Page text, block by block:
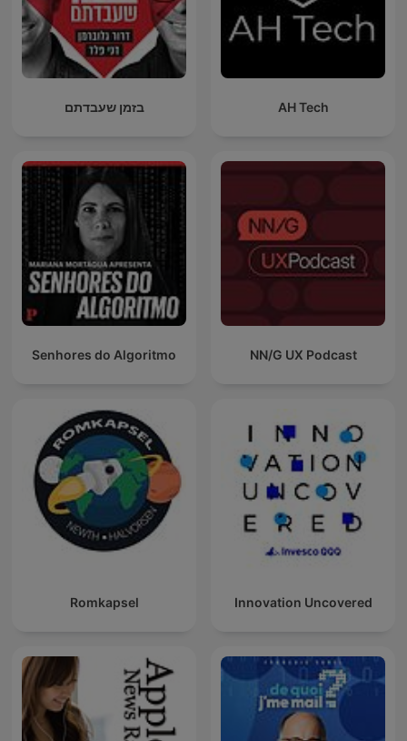
בזמן שעבדתם AH Tech
Senhores do Algoritmo NN/G UX Podcast
Romkapsel Innovation Uncovered